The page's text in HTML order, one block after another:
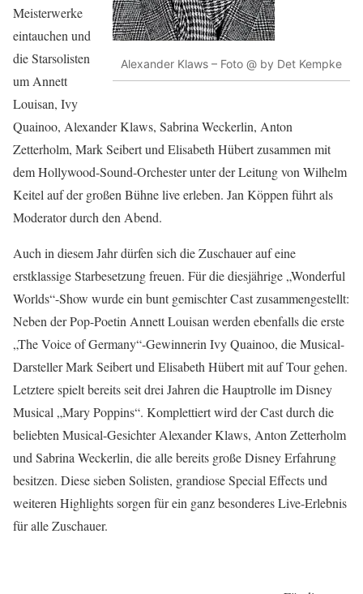
Alexander Klaws – Foto @ by Det Kempke
Meisterwerke
eintauchen und
die Starsolisten
um Annett
Louisan, Ivy
Quainoo, Alexander Klaws, Sabrina Weckerlin, Anton
Zetterholm, Mark Seibert und Elisabeth Hübert zusammen mit
dem Hollywood-Sound-Orchester unter der Leitung von Wilhelm
Keitel auf der großen Bühne live erleben. Jan Köppen führt als
Moderator durch den Abend.
Auch in diesem Jahr dürfen sich die Zuschauer auf eine
erstklassige Starbesetzung freuen. Für die diesjährige „Wonderful
Worlds“-Show wurde ein bunt gemischter Cast zusammengestellt:
Neben der Pop-Poetin Annett Louisan werden ebenfalls die erste
„The Voice of Germany“-Gewinnerin Ivy Quainoo, die Musical-
Darsteller Mark Seibert und Elisabeth Hübert mit auf Tour gehen.
Letztere spielt bereits seit drei Jahren die Hauptrolle im Disney
Musical „Mary Poppins“. Komplettiert wird der Cast durch die
beliebten Musical-Gesichter Alexander Klaws, Anton Zetterholm
und Sabrina Weckerlin, die alle bereits große Disney Erfahrung
besitzen. Diese sieben Solisten, grandiose Special Effects und
weiteren Highlights sorgen für ein ganz besonderes Live-Erlebnis
für alle Zuschauer.